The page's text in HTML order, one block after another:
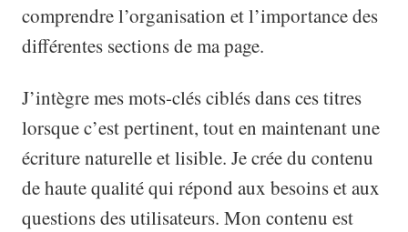
comprendre l’organisation et l’importance des
différentes sections de ma page.
J’intègre mes mots-clés ciblés dans ces titres
lorsque c’est pertinent, tout en maintenant une
écriture naturelle et lisible. Je crée du contenu
de haute qualité qui répond aux besoins et aux
questions des utilisateurs. Mon contenu est